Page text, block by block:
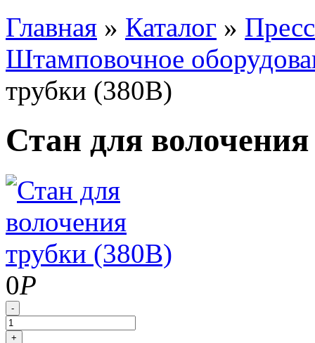
Главная » Каталог »
Штамповочное
трубки (380В)
Стан для
0Р
-
+